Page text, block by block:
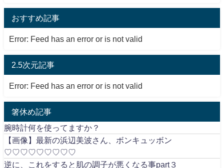
おすすめ記事
Error: Feed has an error or is not valid
2.5次元記事
Error: Feed has an error or is not valid
箸休め記事
腕時計何を使ってますか？
【画像】最新の浜辺美波さん、ボンキュッボン
♡♡♡♡♡♡♡♡♡
逆に、これをすると肌の調子が悪くなる事part３